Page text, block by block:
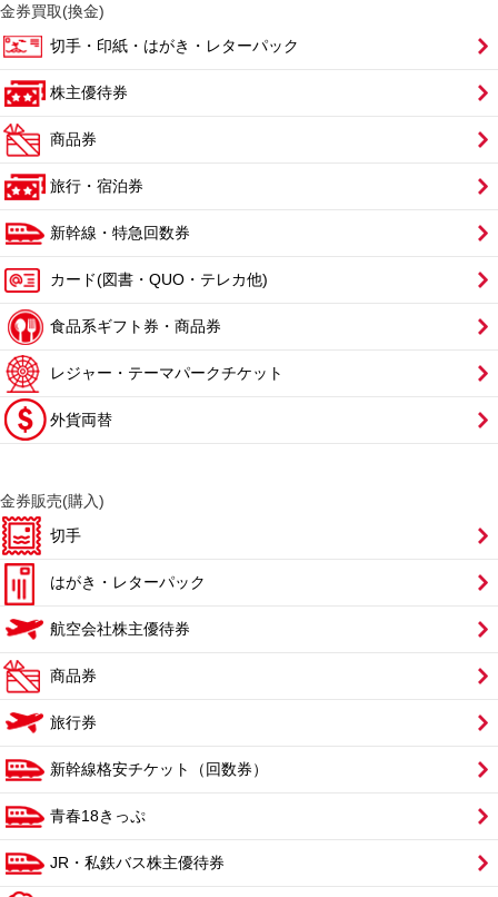
金券買取(換金)
切手・印紙・はがき・レターパック
株主優待券
商品券
旅行・宿泊券
新幹線・特急回数券
カード(図書・QUO・テレカ他)
食品系ギフト券・商品券
レジャー・テーマパークチケット
外貨両替
金券販売(購入)
切手
はがき・レターパック
航空会社株主優待券
商品券
旅行券
新幹線格安チケット（回数券）
青春18きっぷ
JR・私鉄バス株主優待券